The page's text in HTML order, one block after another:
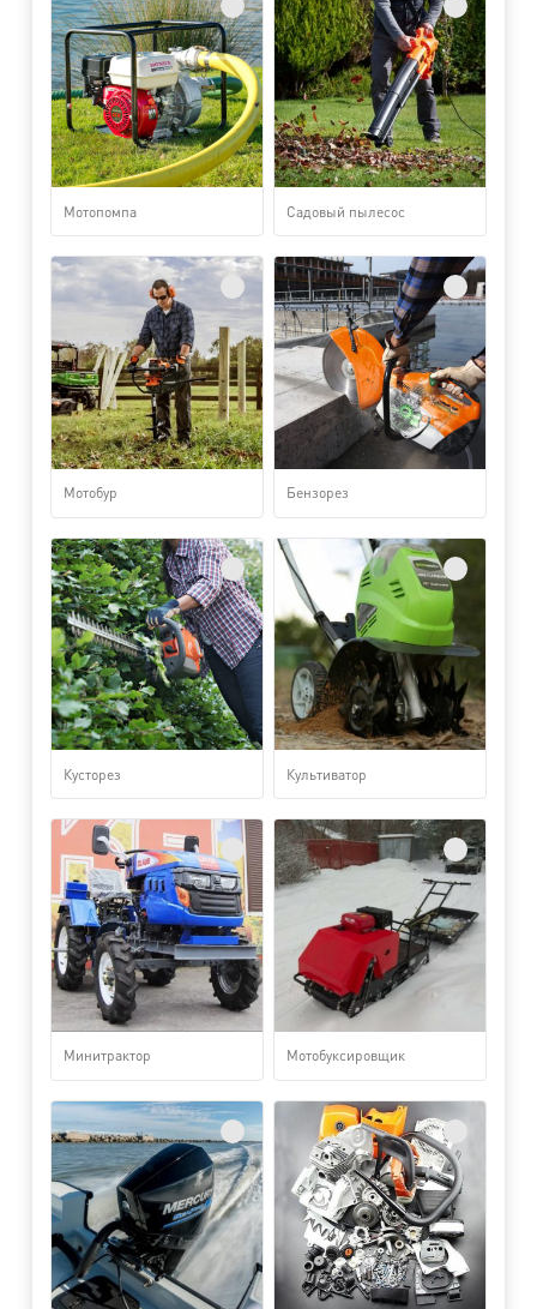
Мотопомпа Садовый пылесос
Мотобур Бензорез
Кусторез Культиватор
Минитрактор Мотобуксировщик